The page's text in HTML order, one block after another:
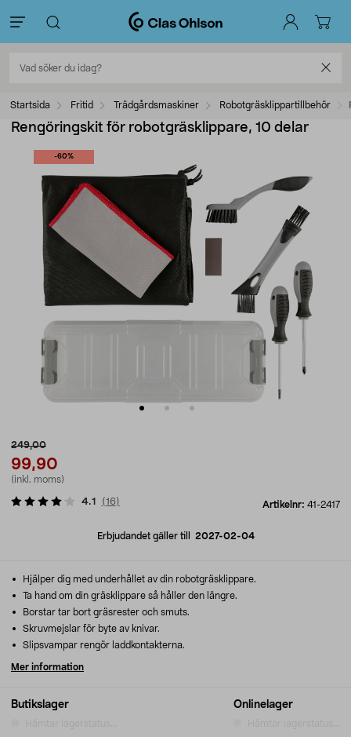
Startsida Fritid Trädgårdsmaskiner Robotgräsklippartillbehör
Rengöringskit för robotgräsklippare, 10 delar
-60%
249,00
99,90
(inkl. moms)
Artikelnr: 41-2417
4.1 (16)
Erbjudandet gäller till 2027-02-04
Butikslager Onlinelager
Hjälper dig med underhållet av din robotgräsklippare.
Ta hand om din gräsklippare så håller den längre.
Borstar tar bort gräsrester och smuts.
Skruvmejslar för byte av knivar.
Slipsvampar rengör laddkontakterna.
Mer information